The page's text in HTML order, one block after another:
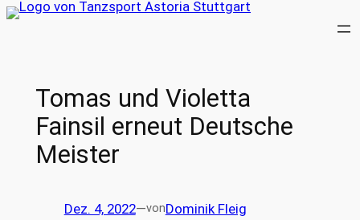
Zum
Tomas und Violetta
Fainsil erneut Deutsche
Meister
Dez. 4, 2022—vonDominik Fleig